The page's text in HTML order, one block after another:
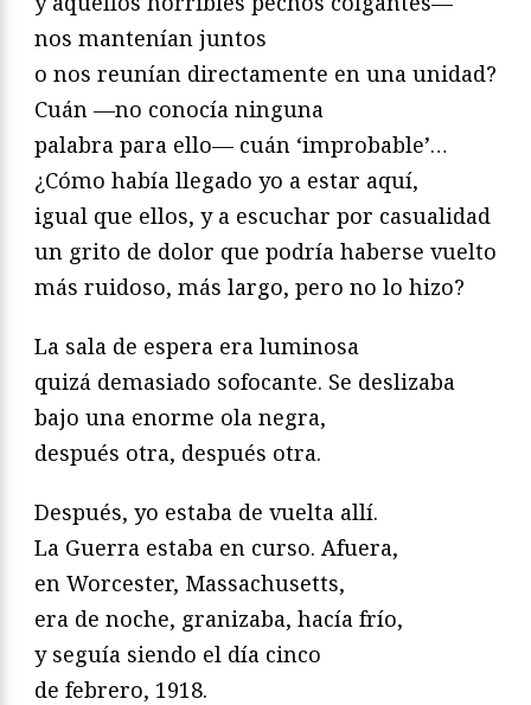
nos mantenían juntos
o nos reunían directamente en una unidad?
Cuán —no conocía ninguna
palabra para ello— cuán ‘improbable’…
¿Cómo había llegado yo a estar aquí,
igual que ellos, y a escuchar por casualidad
un grito de dolor que podría haberse vuelto
más ruidoso, más largo, pero no lo hizo?
La sala de espera era luminosa
quizá demasiado sofocante. Se deslizaba
bajo una enorme ola negra,
después otra, después otra.
Después, yo estaba de vuelta allí.
La Guerra estaba en curso. Afuera,
en Worcester, Massachusetts,
era de noche, granizaba, hacía frío,
y seguía siendo el día cinco
de febrero, 1918.